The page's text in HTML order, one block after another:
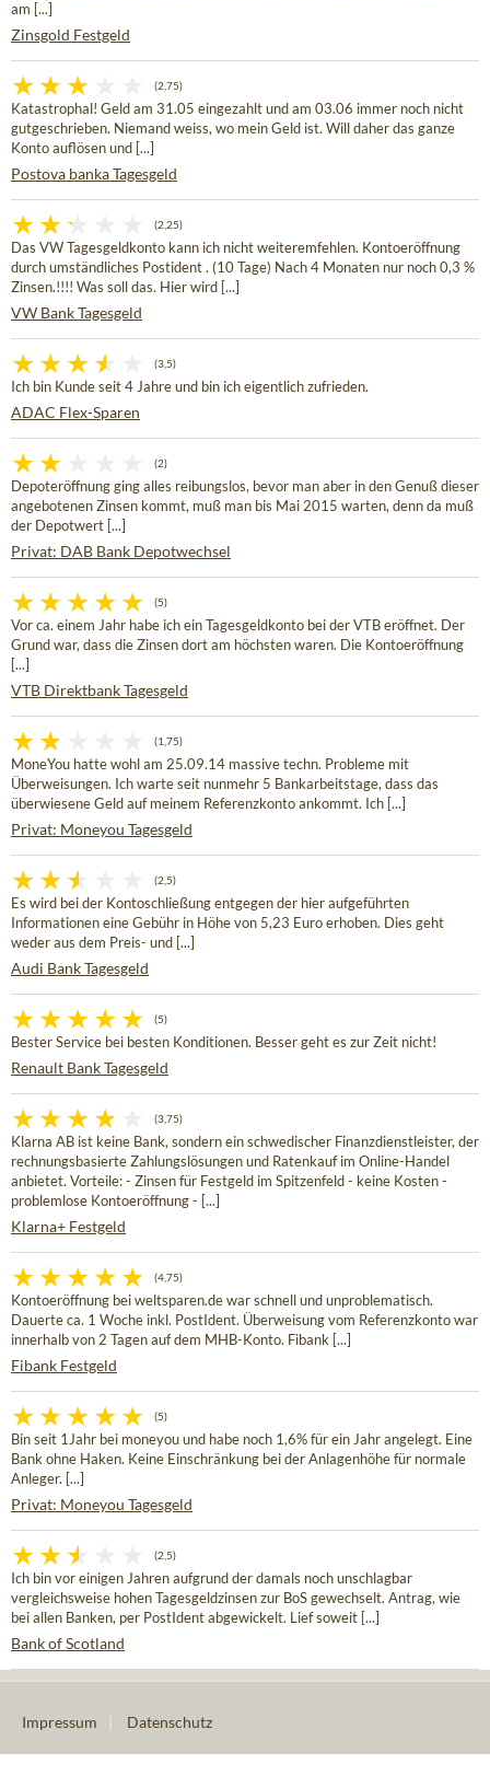
am [...]
Zinsgold Festgeld
(2,75)
Katastrophal! Geld am 31.05 eingezahlt und am 03.06 immer noch nicht
gutgeschrieben. Niemand weiss, wo mein Geld ist. Will daher das ganze
Konto auflösen und [...]
Postova banka Tagesgeld
(2,25)
Das VW Tagesgeldkonto kann ich nicht weiteremfehlen. Kontoeröffnung
durch umständliches Postident . (10 Tage) Nach 4 Monaten nur noch 0,3 %
Zinsen.!!!! Was soll das. Hier wird [...]
VW Bank Tagesgeld
(3,5)
Ich bin Kunde seit 4 Jahre und bin ich eigentlich zufrieden.
ADAC Flex-Sparen
(2)
Depoteröffnung ging alles reibungslos, bevor man aber in den Genuß dieser
angebotenen Zinsen kommt, muß man bis Mai 2015 warten, denn da muß
der Depotwert [...]
Privat: DAB Bank Depotwechsel
(5)
Vor ca. einem Jahr habe ich ein Tagesgeldkonto bei der VTB eröffnet. Der
Grund war, dass die Zinsen dort am höchsten waren. Die Kontoeröffnung
[...]
VTB Direktbank Tagesgeld
(1,75)
MoneYou hatte wohl am 25.09.14 massive techn. Probleme mit
Überweisungen. Ich warte seit nunmehr 5 Bankarbeitstage, dass das
überwiesene Geld auf meinem Referenzkonto ankommt. Ich [...]
Privat: Moneyou Tagesgeld
(2,5)
Es wird bei der Kontoschließung entgegen der hier aufgeführten
Informationen eine Gebühr in Höhe von 5,23 Euro erhoben. Dies geht
weder aus dem Preis- und [...]
Audi Bank Tagesgeld
(5)
Bester Service bei besten Konditionen. Besser geht es zur Zeit nicht!
Renault Bank Tagesgeld
(3,75)
Klarna AB ist keine Bank, sondern ein schwedischer Finanzdienstleister, der
rechnungsbasierte Zahlungslösungen und Ratenkauf im Online-Handel
anbietet. Vorteile: - Zinsen für Festgeld im Spitzenfeld - keine Kosten -
problemlose Kontoeröffnung - [...]
Klarna+ Festgeld
(4,75)
Kontoeröffnung bei weltsparen.de war schnell und unproblematisch.
Dauerte ca. 1 Woche inkl. PostIdent. Überweisung vom Referenzkonto war
innerhalb von 2 Tagen auf dem MHB-Konto. Fibank [...]
Fibank Festgeld
(5)
Bin seit 1Jahr bei moneyou und habe noch 1,6% für ein Jahr angelegt. Eine
Bank ohne Haken. Keine Einschränkung bei der Anlagenhöhe für normale
Anleger. [...]
Privat: Moneyou Tagesgeld
(2,5)
Ich bin vor einigen Jahren aufgrund der damals noch unschlagbar
vergleichsweise hohen Tagesgeldzinsen zur BoS gewechselt. Antrag, wie
bei allen Banken, per PostIdent abgewickelt. Lief soweit [...]
Bank of Scotland
Impressum Datenschutz